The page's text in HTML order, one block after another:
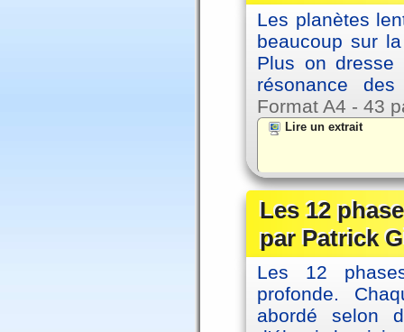
Les planètes
beaucoup sur
Plus on dresse
résonance
Format A4 - 43
Lire un extrait
Les 12
par Patrick
Les 12
profonde.
abordé selon